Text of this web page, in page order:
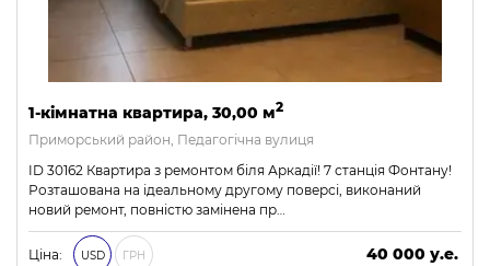
1-кімнатна квартира, 30,00 м2
Приморський район, Педагогічна вулиця
ID 30162 Квартира з ремонтом біля Аркадії! 7 станція Фонтану!
Розташована на ідеальному другому поверсі, виконаний
новий ремонт, повністю замінена пр…
Ціна: USD ГРН
40 000 у.е.